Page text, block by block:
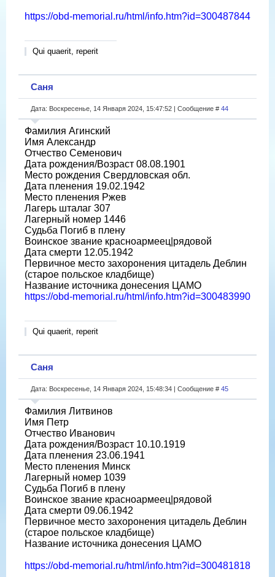
https://obd-memorial.ru/html/info.htm?id=300487844
Qui quaerit, reperit
Саня
Дата: Воскресенье, 14 Января 2024, 15:47:52 | Сообщение # 44
Фамилия Агинский
Имя Александр
Отчество Семенович
Дата рождения/Возраст 08.08.1901
Место рождения Свердловская обл.
Дата пленения 19.02.1942
Место пленения Ржев
Лагерь шталаг 307
Лагерный номер 1446
Судьба Погиб в плену
Воинское звание красноармеец|рядовой
Дата смерти 12.05.1942
Первичное место захоронения цитадель Деблин
(старое польское кладбище)
Название источника донесения ЦАМО
https://obd-memorial.ru/html/info.htm?id=300483990
Qui quaerit, reperit
Саня
Дата: Воскресенье, 14 Января 2024, 15:48:34 | Сообщение # 45
Фамилия Литвинов
Имя Петр
Отчество Иванович
Дата рождения/Возраст 10.10.1919
Дата пленения 23.06.1941
Место пленения Минск
Лагерный номер 1039
Судьба Погиб в плену
Воинское звание красноармеец|рядовой
Дата смерти 09.06.1942
Первичное место захоронения цитадель Деблин
(старое польское кладбище)
Название источника донесения ЦАМО
https://obd-memorial.ru/html/info.htm?id=300481818